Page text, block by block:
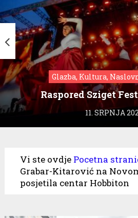
Glazba, Kultura,
Raspored Sziget
11. SRPNJA
Vi ste ovdje Pocetna
Grabar-Kitarović na
posjetila centar Hobbiton